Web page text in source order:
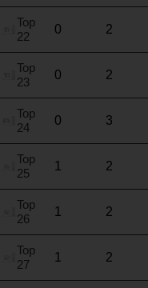
Top
22
0 2
Top
23
0 2
Top
24
0 3
Top
25
1 2
Top
26
1 2
Top
27
1 2